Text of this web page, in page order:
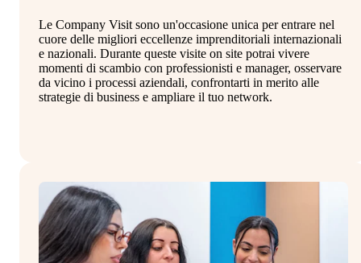
Le Company Visit sono un'occasione unica per entrare nel
cuore delle migliori eccellenze imprenditoriali internazionali
e nazionali. Durante queste visite on site potrai vivere
momenti di scambio con professionisti e manager, osservare
da vicino i processi aziendali, confrontarti in merito alle
strategie di business e ampliare il tuo network.